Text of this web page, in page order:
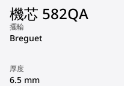
機芯 582QA
擺輪
Breguet
厚度
6.5 mm